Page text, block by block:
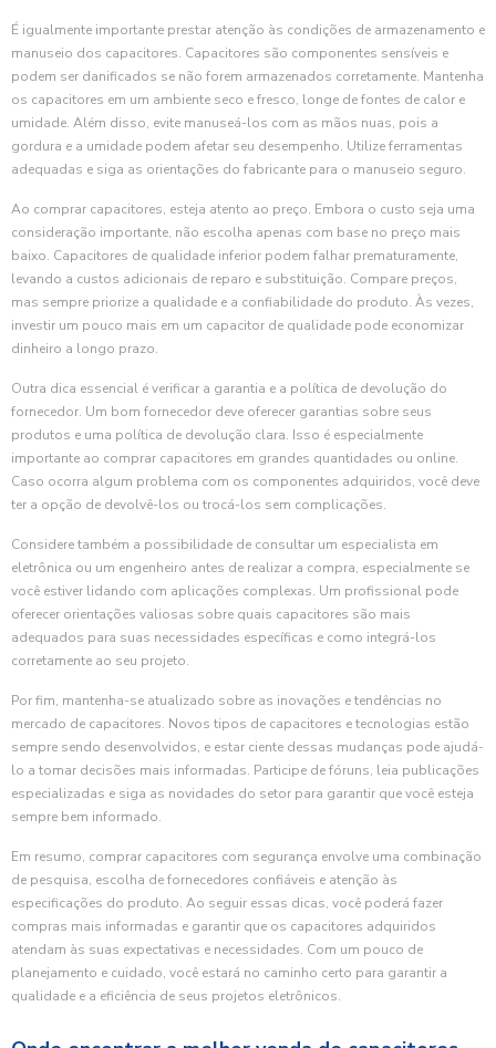
É igualmente importante prestar atenção às condições de armazenamento e
manuseio dos capacitores. Capacitores são componentes sensíveis e
podem ser danificados se não forem armazenados corretamente. Mantenha
os capacitores em um ambiente seco e fresco, longe de fontes de calor e
umidade. Além disso, evite manuseá-los com as mãos nuas, pois a
gordura e a umidade podem afetar seu desempenho. Utilize ferramentas
adequadas e siga as orientações do fabricante para o manuseio seguro.
Ao comprar capacitores, esteja atento ao preço. Embora o custo seja uma
consideração importante, não escolha apenas com base no preço mais
baixo. Capacitores de qualidade inferior podem falhar prematuramente,
levando a custos adicionais de reparo e substituição. Compare preços,
mas sempre priorize a qualidade e a confiabilidade do produto. Às vezes,
investir um pouco mais em um capacitor de qualidade pode economizar
dinheiro a longo prazo.
Outra dica essencial é verificar a garantia e a política de devolução do
fornecedor. Um bom fornecedor deve oferecer garantias sobre seus
produtos e uma política de devolução clara. Isso é especialmente
importante ao comprar capacitores em grandes quantidades ou online.
Caso ocorra algum problema com os componentes adquiridos, você deve
ter a opção de devolvê-los ou trocá-los sem complicações.
Considere também a possibilidade de consultar um especialista em
eletrônica ou um engenheiro antes de realizar a compra, especialmente se
você estiver lidando com aplicações complexas. Um profissional pode
oferecer orientações valiosas sobre quais capacitores são mais
adequados para suas necessidades específicas e como integrá-los
corretamente ao seu projeto.
Por fim, mantenha-se atualizado sobre as inovações e tendências no
mercado de capacitores. Novos tipos de capacitores e tecnologias estão
sempre sendo desenvolvidos, e estar ciente dessas mudanças pode ajudá-
lo a tomar decisões mais informadas. Participe de fóruns, leia publicações
especializadas e siga as novidades do setor para garantir que você esteja
sempre bem informado.
Em resumo, comprar capacitores com segurança envolve uma combinação
de pesquisa, escolha de fornecedores confiáveis e atenção às
especificações do produto. Ao seguir essas dicas, você poderá fazer
compras mais informadas e garantir que os capacitores adquiridos
atendam às suas expectativas e necessidades. Com um pouco de
planejamento e cuidado, você estará no caminho certo para garantir a
qualidade e a eficiência de seus projetos eletrônicos.